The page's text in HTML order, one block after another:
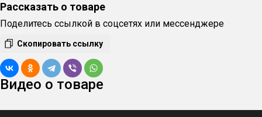
Рассказать о товаре
Поделитесь ссылкой в соцсетях или мессенджере
Скопировать ссылку
Видео о товаре